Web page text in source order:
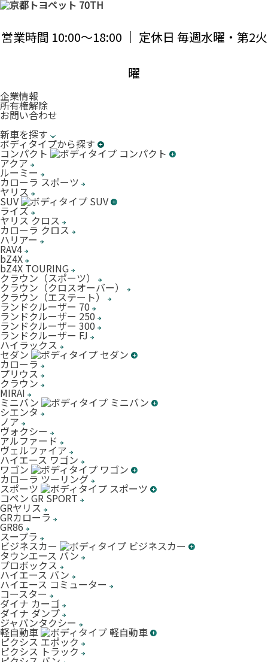
営業時間 10:00〜18:00 ｜ 定休日 毎週水曜・第2火
曜
企業情報
所有権解除
お問い合わせ
新車を探す
ボディタイプから探す
コンパクト
アクア
ルーミー
カローラ スポーツ
ヤリス
SUV
ライズ
ヤリス クロス
カローラ クロス
ハリアー
RAV4
bZ4X
bZ4X TOURING
クラウン（スポーツ）
クラウン（クロスオーバー）
クラウン（エステート）
ランドクルーザー 70
ランドクルーザー 250
ランドクルーザー 300
ランドクルーザー FJ
ハイラックス
セダン
カローラ
プリウス
クラウン
MIRAI
ミニバン
シエンタ
ノア
ヴォクシー
アルファード
ヴェルファイア
ハイエース ワゴン
ワゴン
カローラ ツーリング
スポーツ
コペン GR SPORT
GRヤリス
GRカローラ
GR86
スープラ
ビジネスカー
タウンエース バン
プロボックス
ハイエース バン
ハイエース コミューター
コースター
ダイナ カーゴ
ダイナ ダンプ
ジャパンタクシー
軽自動車
ピクシス エポック
ピクシス トラック